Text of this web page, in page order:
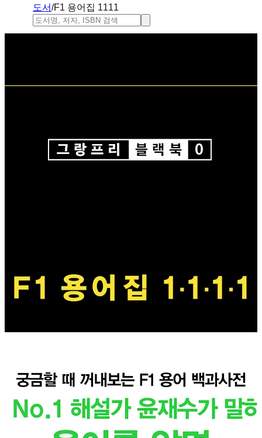
도서/F1 용어집 1111